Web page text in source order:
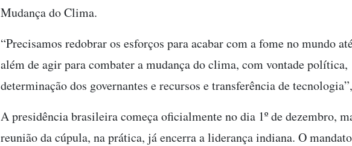
Mudança do Clima.
“Precisamos redobrar os esforços para acabar com a fome no mundo
além de agir para combater a mudança do clima, com vontade política,
determinação dos governantes e recursos e transferência de
A presidência brasileira começa oficialmente no dia 1º de dezembro,
reunião da cúpula, na prática, já encerra a liderança indiana. O mandato